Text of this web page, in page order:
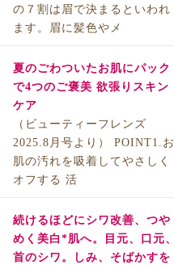
の７割は眉で決まるといわれ
ます。眉に髪色やメ
夏のごわついたお肌にパック
で4つのご褒美 欲張りスキン
ケア
（ビューティーフレンズ
2025.8月号より） POINT1.お
肌の汚れを吸着してやさしく
オフする 活
続けるほどにシワ改善、つや
めく美白*肌へ。目元、口元、
首のシワ。しみ、そばかすを